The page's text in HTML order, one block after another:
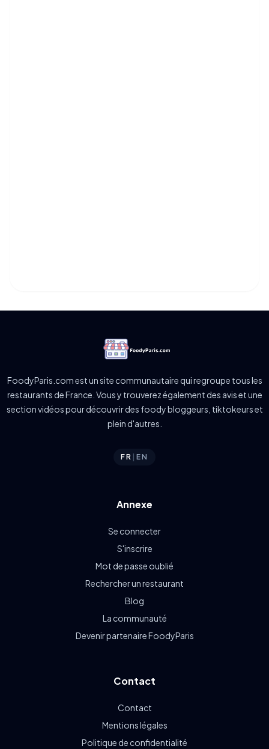
FoodyParis.com est un site communautaire qui regroupe tous les
restaurants de France. Vous y trouverez également des avis et une
section vidéos pour découvrir des foody bloggeurs, tiktokeurs et
plein d'autres.
FR |EN
Annexe
Se connecter
S'inscrire
Mot de passe oublié
Rechercher un restaurant
Blog
La communauté
Devenir partenaire FoodyParis
Contact
Contact
Mentions légales
Politique de confidentialité